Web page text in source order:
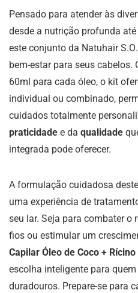
Pensado para atender às
desde a nutrição profunda
este conjunto da Natuhair
bem-estar para seus
60ml para cada óleo, o kit
individual ou combinado,
cuidados totalmente
praticidade e da qualidade
integrada pode oferecer.
A formulação cuidadosa
uma experiência de
seu lar. Seja para combater o
fios ou estimular um
Capilar Óleo de Coco +
escolha inteligente para
duradouros. Prepare-se para